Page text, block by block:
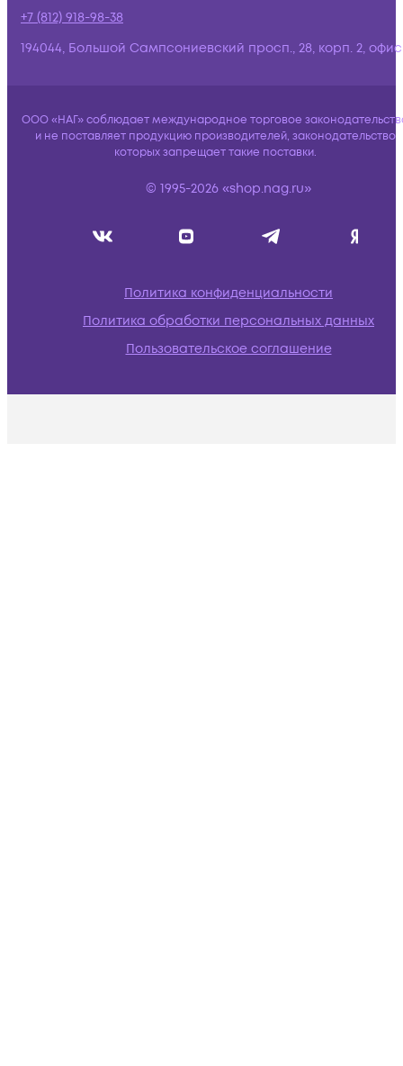
+7 (812) 918-98-38
194044, Большой Сампсониевский просп., 28, корп. 2,
ООО «НАГ» соблюдает международное торговое
и не поставляет продукцию производителей, законодательство
которых запрещает такие поставки.
© 1995-2026 «shop.nag.ru»
Политика конфиденциальности
Политика обработки персональных данных
Пользовательское соглашение